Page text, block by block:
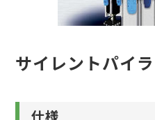
サイレントパイ
仕様